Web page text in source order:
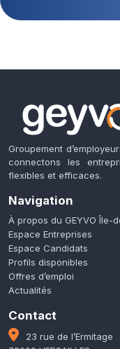
Groupement
connectons les
flexibles et efficaces.
Navigation
À propos du GEYVO Île-
Espace Entreprises
Espace Candidats
Profils disponibles
Offres d’emploi
Actualités
Contact
23 rue de l’Ermitage